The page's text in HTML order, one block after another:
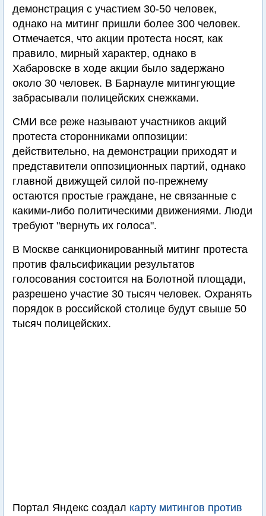
демонстрация с участием 30-50 человек,
однако на митинг пришли более 300 человек.
Отмечается, что акции протеста носят, как
правило, мирный характер, однако в
Хабаровске в ходе акции было задержано
около 30 человек. В Барнауле митингующие
забрасывали полицейских снежками.
СМИ все реже называют участников акций
протеста сторонниками оппозиции:
действительно, на демонстрации приходят и
представители оппозиционных партий, однако
главной движущей силой по-прежнему
остаются простые граждане, не связанные с
какими-либо политическими движениями. Люди
требуют "вернуть их голоса".
В Москве санкционированный митинг протеста
против фальсификации результатов
голосования состоится на Болотной площади,
разрешено участие 30 тысяч человек. Охранять
порядок в российской столице будут свыше 50
тысяч полицейских.
Портал Яндекс создал карту митингов против